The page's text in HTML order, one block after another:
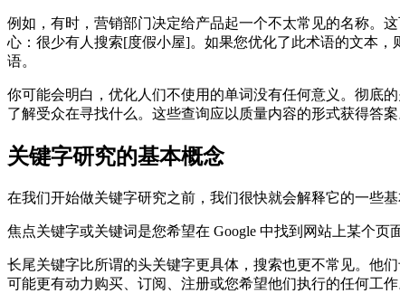
例如，有时，营销部门决定给产品起一个不太常见的名称。
心：很少有人搜索[度假小屋]。如果您优化了此术语的文本
语。
你可能会明白，优化人们不使用的单词没有任何意义。彻底
了解受众在寻找什么。这些查询应以质量内容的形式获得答案
关键字研究的基本概念
在我们开始做关键字研究之前，我们很快就会解释它的一些基
焦点关键字或关键词是您希望在 Google 中找到网站上某个
长尾关键字比所谓的头关键字更具体，搜索也更不常见。他
可能更有动力购买、订阅、注册或您希望他们执行的任何工作